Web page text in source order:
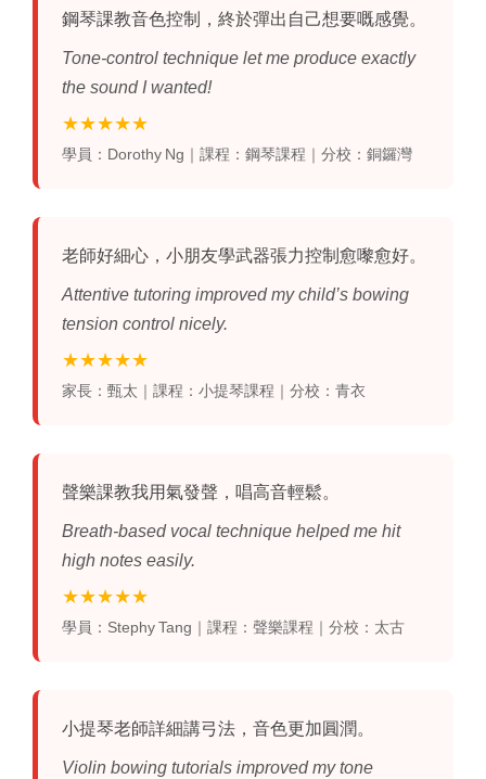
鋼琴課教音色控制，終於彈出自己想要嘅感覺。
Tone‑control technique let me produce exactly
the sound I wanted!
★★★★★
學員：Dorothy Ng｜課程：鋼琴課程｜分校：銅鑼灣
老師好細心，小朋友學武器張力控制愈嚟愈好。
Attentive tutoring improved my child’s bowing
tension control nicely.
★★★★★
家長：甄太｜課程：小提琴課程｜分校：青衣
聲樂課教我用氣發聲，唱高音輕鬆。
Breath‑based vocal technique helped me hit
high notes easily.
★★★★★
學員：Stephy Tang｜課程：聲樂課程｜分校：太古
小提琴老師詳細講弓法，音色更加圓潤。
Violin bowing tutorials improved my tone